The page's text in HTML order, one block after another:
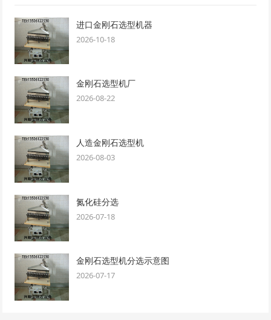
进口金刚石选型机器
2026-10-18
金刚石选型机厂
2026-08-22
人造金刚石选型机
2026-08-03
氮化硅分选
2026-07-18
金刚石选型机分选示意图
2026-07-17